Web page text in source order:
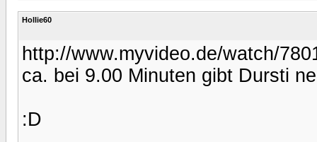
Hollie60
http://www.myvideo.de/watch/
ca. bei 9.00 Minuten gibt Dursti
:D